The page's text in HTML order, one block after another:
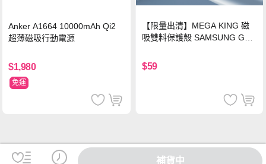
Anker A1664 10000mAh Qi2
超薄磁吸行動電源
$1,980
免運
【限量出清】MEGA KING 磁
吸雙料保護殼 SAMSUNG Gala
$59
補貨中